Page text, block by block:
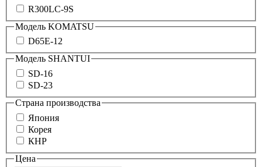
R300LC-9S
Модель KOMATSU
D65E-12
Модель SHANTUI
SD-16
SD-23
Страна производства
Япония
Корея
КНР
Цена